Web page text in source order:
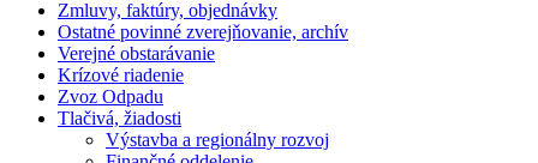
Zmluvy, faktúry, objednávky
Ostatné povinné zverejňovanie, archív
Verejné obstarávanie
Krízové riadenie
Zvoz Odpadu
Tlačivá, žiadosti
Výstavba a regionálny rozvoj